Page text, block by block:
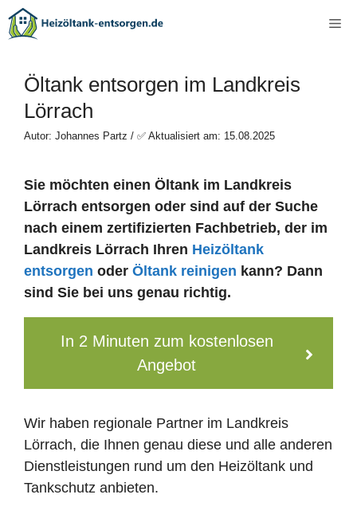
Zum
Inhalt
Öltank entsorgen im Landkreis
Lörrach
Autor: Johannes Partz / ✅ Aktualisiert am: 15.08.2025
Sie möchten einen Öltank im Landkreis
Lörrach entsorgen oder sind auf der Suche
nach einem zertifizierten Fachbetrieb, der im
Landkreis Lörrach Ihren Heizöltank
entsorgen oder Öltank reinigen kann? Dann
sind Sie bei uns genau richtig.
In 2 Minuten zum kostenlosen
Angebot
Wir haben regionale Partner im Landkreis
Lörrach, die Ihnen genau diese und alle anderen
Dienstleistungen rund um den Heizöltank und
Tankschutz anbieten.